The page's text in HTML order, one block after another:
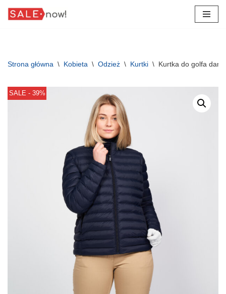
Strona główna \ Kobieta \ Odzież \ Kurtki \ Kurtka do golfa
SALE - 39%